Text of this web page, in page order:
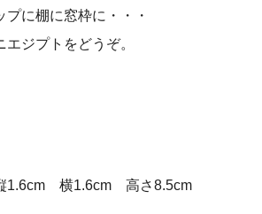
に棚に窓枠に・・・
ジプトをどうぞ。
1.6cm 横1.6cm 高さ8.5cm